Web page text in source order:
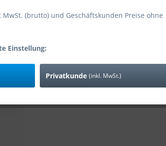
(brutto) und Geschäftskunden Preise ohne
Einstellung:
Privatkunde (inkl. MwSt.)